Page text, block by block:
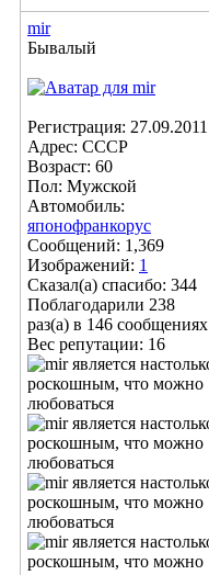
mir
Бывалый
Регистрация: 27.09.2011
Адрес: СССР
Возраст: 60
Пол: Мужской
Автомобиль:
японофранкорус
Сообщений: 1,369
Изображений: 1
Сказал(а) спасибо: 344
Поблагодарили 238
раз(а) в 146 сообщениях
Вес репутации: 16